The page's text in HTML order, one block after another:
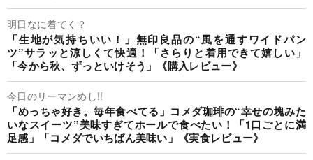
明日なに着てく？
「生地が気持ちいい！」無印良品の“風を通すワイドパン
ツ”サラッと涼しくて快適！「さらりと着用できて嬉しい」
「今から秋、ずっといけそう」《購入レビュー》
今日のリーマンめし!!
「めっちゃ好き。毎年食べてる」コメダ珈琲の“幸せの塊みた
いなスイーツ”美味すぎてホールで食べたい！「1口ごとに満
足感」「コメダでいちばん美味い」《実食レビュー》